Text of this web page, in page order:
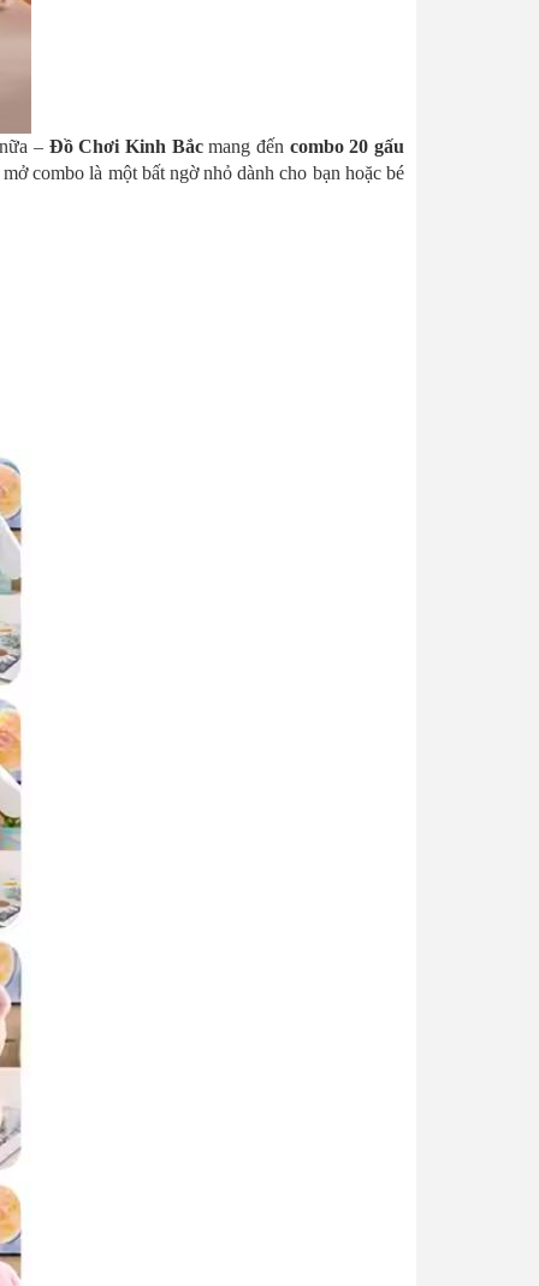
– Đồ Chơi Kinh Bắcmang đến combo 20 gấu
combo là một bất ngờ nhỏ dành cho bạn hoặc bé